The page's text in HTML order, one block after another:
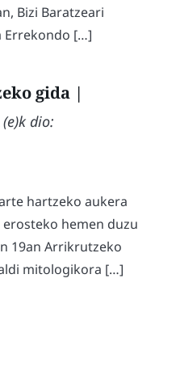
Bizi Baratzeari
Errekondo […]
gida |
(e)k dio:
hartzeko aukera
hemen duzu
19an Arrikrutzeko
mitologikora […]